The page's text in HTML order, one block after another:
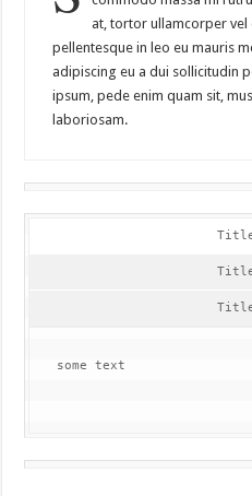
at, tortor ullamcorper
pellentesque in leo eu mauris
adipiscing eu a dui sollicitudin
ipsum, pede enim quam sit,
laboriosam.
some text